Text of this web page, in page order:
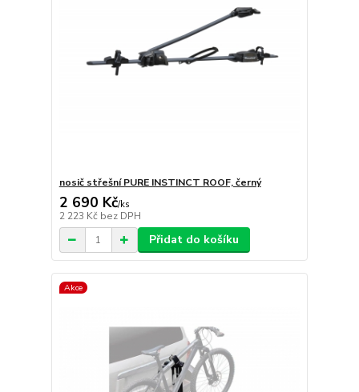
nosič střešní PURE INSTINCT ROOF, černý
2 690 Kč/ks
2 223 Kč bez DPH
Přidat do košíku
Akce